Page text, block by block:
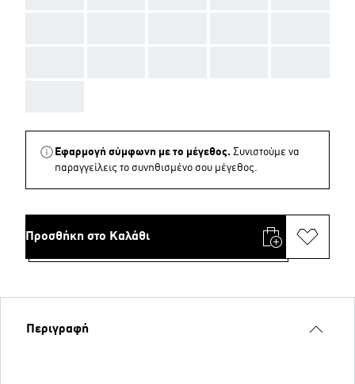
Εφαρμογή σύμφωνη με το μέγεθος. Συνιστούμε να
παραγγείλεις το συνηθισμένο σου μέγεθος.
Προσθήκη στο Καλάθι
Περιγραφή